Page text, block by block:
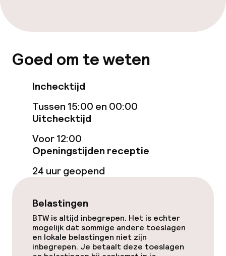
Zwemmen & wellness
Fitnessruimte / gym
Entertainment
Gratis wifi
Tuin
Terras
Eet- en drinkgelegenheden
Restaurant
Bar
Goed om te weten
Inchecktijd
Tussen 15:00 en 00:00
Uitchecktijd
Voor 12:00
Openingstijden receptie
24 uur geopend
Belastingen
BTW is altijd inbegrepen. Het is echter
mogelijk dat sommige andere toeslagen
en lokale belastingen niet zijn
inbegrepen. Je betaalt deze toeslagen